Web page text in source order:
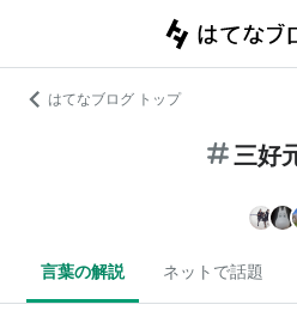
はてなブログ トップ
三好
言葉の解説 ネットで話題